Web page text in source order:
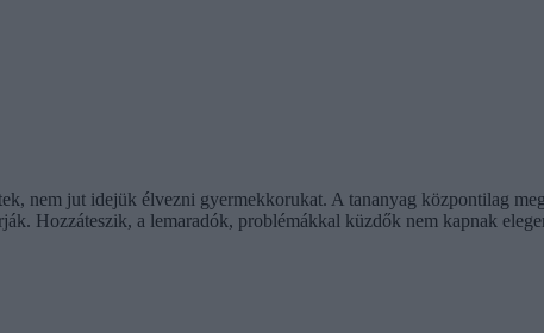
nem jut idejük élvezni gyermekkorukat. A tananyag központilag
Hozzáteszik, a lemaradók, problémákkal küzdők nem kapnak